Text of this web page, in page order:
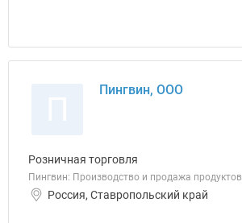
Пингвин, ООО
Розничная торговля
Пингвин: Производство и продажа
Россия, Ставропольский край